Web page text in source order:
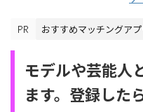
おすすめマッチングアプ
モデルや芸能人
ます。登録した